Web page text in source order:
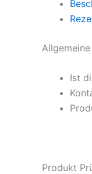
Ist
Produkt